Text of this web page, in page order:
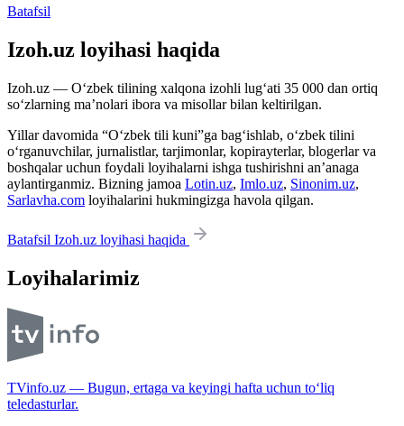
Batafsil
Izoh.uz loyihasi haqida
Izoh.uz — O‘zbek tilining xalqona izohli lug‘ati 35 000 dan ortiq
so‘zlarning ma’nolari ibora va misollar bilan keltirilgan.
Yillar davomida “O‘zbek tili kuni”ga bag‘ishlab, o‘zbek tilini
o‘rganuvchilar, jurnalistlar, tarjimonlar, kopirayterlar, blogerlar va
boshqalar uchun foydali loyihalarni ishga tushirishni an’anaga
aylantirganmiz. Bizning jamoa Lotin.uz, Imlo.uz, Sinonim.uz,
Sarlavha.com loyihalarini hukmingizga havola qilgan.
Batafsil Izoh.uz loyihasi haqida
Loyihalarimiz
TVinfo.uz — Bugun, ertaga va keyingi hafta uchun to‘liq
teledasturlar.